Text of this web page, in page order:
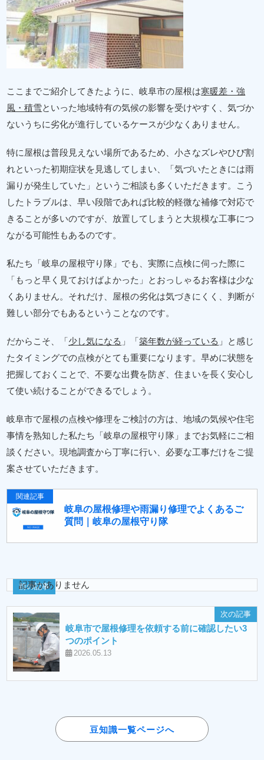
ここまでご紹介してきたように、岐阜市の屋根は寒暖差・強
風・積雪といった地域特有の気候の影響を受けやすく、気づか
ないうちに劣化が進行しているケースが少なくありません。
特に屋根は普段見えない場所であるため、小さなズレやひび割
れといった初期症状を見逃してしまい、「気づいたときには雨
漏りが発生していた」というご相談も多くいただきます。こう
したトラブルは、早い段階であれば比較的軽微な補修で対応で
きることが多いのですが、放置してしまうと大規模な工事につ
ながる可能性もあるのです。
私たち「岐阜の屋根守り隊」でも、実際に点検に伺った際に
「もっと早く見ておけばよかった」とおっしゃるお客様は少な
くありません。それだけ、屋根の劣化は気づきにくく、判断が
難しい部分でもあるということなのです。
だからこそ、「少し気になる 」「築年数が経っている 」と感じ
たタイミングでの点検がとても重要になります。早めに状態を
把握しておくことで、不要な出費を防ぎ、住まいを長く安心し
て使い続けることができるでしょう。
岐阜市で屋根の点検や修理をご検討の方は、地域の気候や住宅
事情を熟知した私たち「岐阜の屋根守り隊」までお気軽にご相
談ください。現地調査から丁寧に行い、必要な工事だけをご提
案させていただきます。
関連記事
岐阜の屋根修理や雨漏り修理でよくあるご
質問｜岐阜の屋根守り隊
前の記事
記事がありません
次の記事
岐阜市で屋根修理を依頼する前に確認したい3
つのポイント
2026.05.13
豆知識一覧ページへ